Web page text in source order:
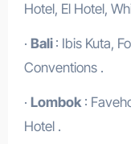
Hotel, El Hotel,
· Bali : Ibis Kuta,
Conventions .
· Lombok:
Hotel .